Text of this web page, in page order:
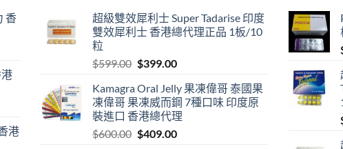
香
港
超級雙效犀利士 Super Tadarise 印度
雙效犀利士 香港總代理正品 1板/10
粒
$599.00 Original
was:
$599.00.
$399.00Current
is:
$399.00.
Kamagra Oral Jelly 果凍偉哥 泰國果
凍偉哥 果凍威而鋼 7種口味 印度原
裝進口 香港總代理
$600.00 Original
$409.00Current